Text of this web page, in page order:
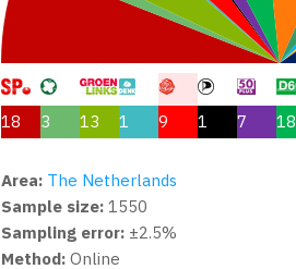
18 3 13 1 9 1 7 18
Area: The Netherlands
Sample size: 1550
Sampling error: ±2.5%
Method: Online